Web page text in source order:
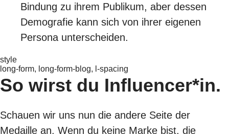
Bindung zu ihrem Publikum, aber dessen
Demografie kann sich von ihrer eigenen
Persona unterscheiden.
style
long-form, long-form-blog, l-spacing
So wirst du Influencer*in.
Schauen wir uns nun die andere Seite der
Medaille an. Wenn du keine Marke bist, die